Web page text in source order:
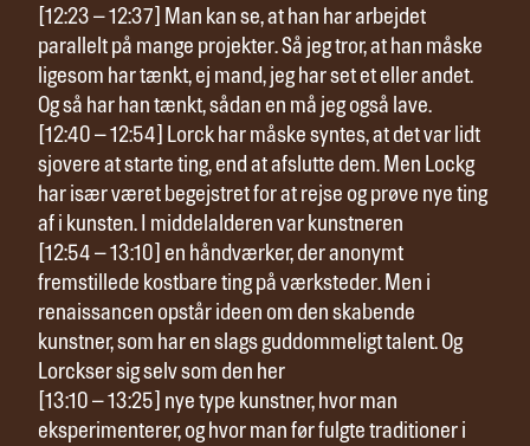
[12:23 – 12:37] Man kan se, at han har arbejdet
parallelt på mange projekter. Så jeg tror, at han måske
ligesom har tænkt, ej mand, jeg har set et eller andet.
Og så har han tænkt, sådan en må jeg også lave.
[12:40 – 12:54] Lorck har måske syntes, at det var lidt
sjovere at starte ting, end at afslutte dem. Men Lockg
har især været begejstret for at rejse og prøve nye ting
af i kunsten. I middelalderen var kunstneren
[12:54 – 13:10] en håndværker, der anonymt
fremstillede kostbare ting på værksteder. Men i
renaissancen opstår ideen om den skabende
kunstner, som har en slags guddommeligt talent. Og
Lorckser sig selv som den her
[13:10 – 13:25] nye type kunstner, hvor man
eksperimenterer, og hvor man før fulgte traditioner i